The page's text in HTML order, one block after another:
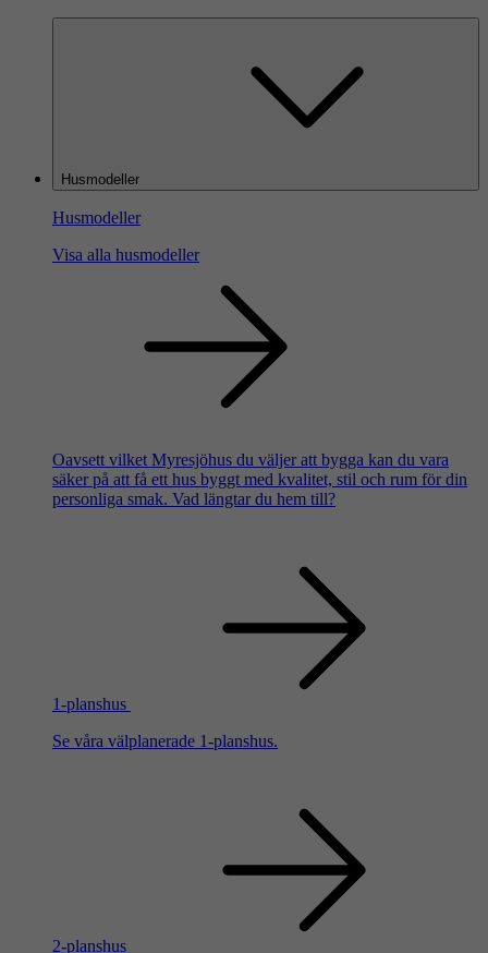
Husmodeller
Husmodeller
Visa alla husmodeller
Oavsett vilket Myresjöhus du väljer att bygga kan du vara
säker på att få ett hus byggt med kvalitet, stil och rum för din
personliga smak. Vad längtar du hem till?
1-planshus
Se våra välplanerade 1-planshus.
2-planshus